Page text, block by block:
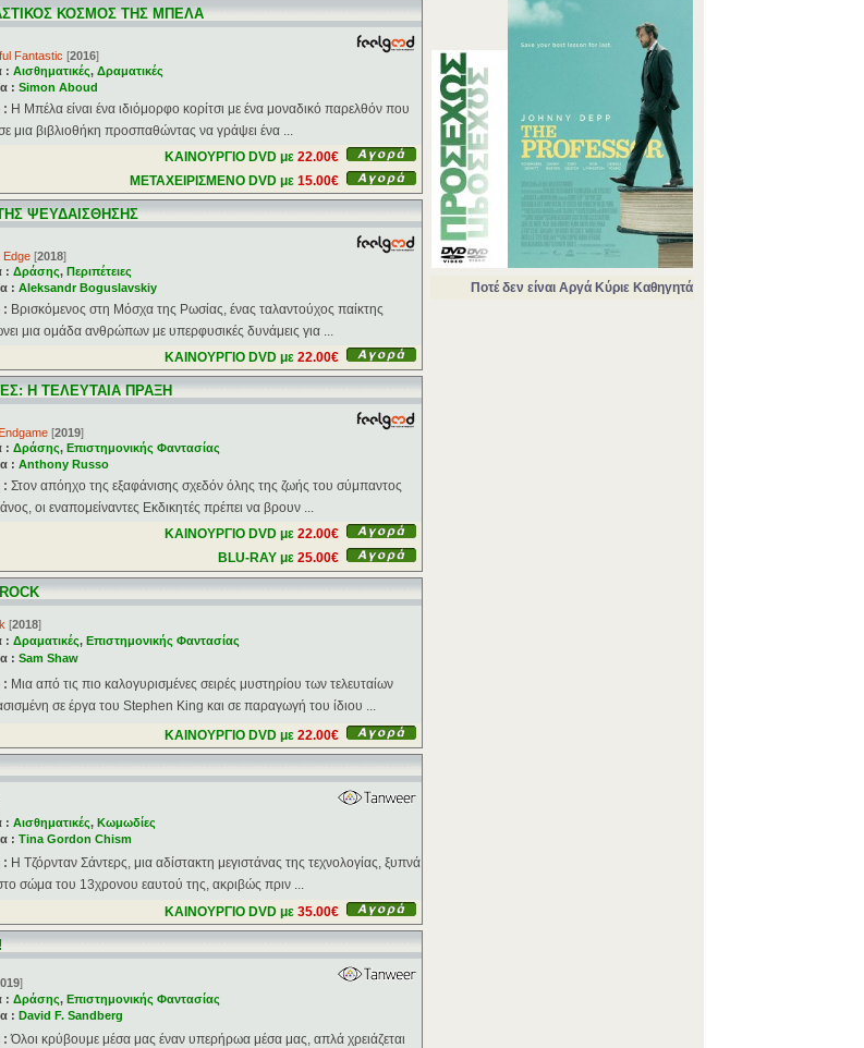
ΚΟΣΜΟΣ ΤΗΣ ΜΠΕΛΑ
Fantastic [2016]
: Αισθηματικές, Δραματικές
: Simon Aboud
: Η Μπέλα είναι ένα ιδιόμορφο κορίτσι με ένα μοναδικό παρελθόν που
σε μια βιβλιοθήκη προσπαθώντας να γράψει ένα ...
ΚΑΙΝΟΥΡΓΙΟ DVD με 22.00€
ΜΕΤΑΧΕΙΡΙΣΜΕΝΟ DVD με 15.00€
ΨΕΥΔΑΙΣΘΗΣΗΣ
Edge [2018]
: Δράσης, Περιπέτειες
: Aleksandr Boguslavskiy
: Βρισκόμενος στη Μόσχα της Ρωσίας, ένας ταλαντούχος παίκτης
μια ομάδα ανθρώπων με υπερφυσικές δυνάμεις για ...
ΚΑΙΝΟΥΡΓΙΟ DVD με 22.00€
Η ΤΕΛΕΥΤΑΙΑ ΠΡΑΞΗ
[2019]
: Δράσης, Επιστημονικής Φαντασίας
: Anthony Russo
: Στον απόηχο της εξαφάνισης σχεδόν όλης της ζωής του σύμπαντος
οι εναπομείναντες Εκδικητές πρέπει να βρουν ...
ΚΑΙΝΟΥΡΓΙΟ DVD με 22.00€
BLU-RAY με 25.00€
[2018]
: Δραματικές, Επιστημονικής Φαντασίας
: Sam Shaw
: Mια από τις πιο καλογυρισμένες σειρές μυστηρίου των τελευταίων
σε έργα του Stephen King και σε παραγωγή του ίδιου ...
ΚΑΙΝΟΥΡΓΙΟ DVD με 22.00€
: Αισθηματικές, Κωμωδίες
: Tina Gordon Chism
: Η Τζόρνταν Σάντερς, μια αδίστακτη μεγιστάνας της τεχνολογίας, ξυπνά
σώμα του 13χρονου εαυτού της, ακριβώς πριν ...
ΚΑΙΝΟΥΡΓΙΟ DVD με 35.00€
]
: Δράσης, Επιστημονικής Φαντασίας
: David F. Sandberg
:Όλοι κρύβουμε μέσα μας έναν υπερήρωα μέσα μας, απλά χρειάζεται
Ποτέ δεν είναι Αργά Κύριε Καθηγητά